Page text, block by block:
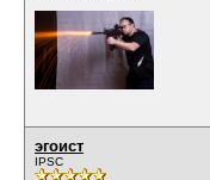
эгоист
IPSC